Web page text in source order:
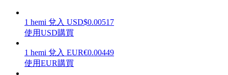
理財
1 hemi 兌入 USD$0.00517
使用USD購買
1 hemi 兌入 EUR€0.00449
使用EUR購買